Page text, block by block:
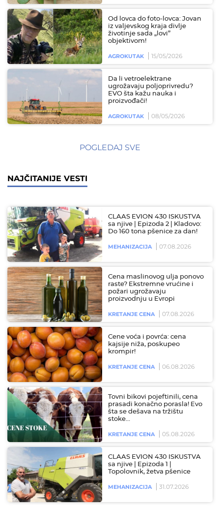
Od lovca do foto-lovca: Jovan
iz valjevskog kraja divlje
životinje sada „lovi”
objektivom!
AGROKUTAK 15/05/2026
Da li vetroelektrane
ugrožavaju poljoprivredu?
EVO šta kažu nauka i
proizvođači!
AGROKUTAK 08/05/2026
POGLEDAJ SVE
NAJČITANIJE VESTI
CLAAS EVION 430 ISKUSTVA
sa njive | Epizoda 2 | Kladovo:
Do 160 tona pšenice za dan!
MEHANIZACIJA 07.08.2026
Cena maslinovog ulja ponovo
raste? Ekstremne vrućine i
požari ugrožavaju
proizvodnju u Evropi
KRETANJE CENA 07.08.2026
Cene voća i povrća: cena
kajsije niža, poskupeo
krompir!
KRETANJE CENA 06.08.2026
Tovni bikovi pojeftinili, cena
prasadi konačno porasla! Evo
šta se dešava na tržištu
stoke…
KRETANJE CENA 05.08.2026
CLAAS EVION 430 ISKUSTVA
sa njive | Epizoda 1 |
Topolovnik, žetva pšenice
MEHANIZACIJA 31.07.2026